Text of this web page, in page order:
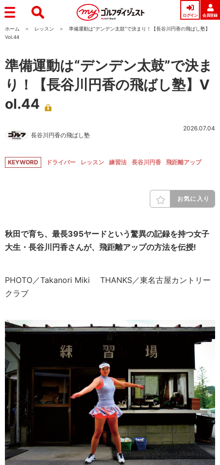
ログイン 会員登録
ホーム レッスン
準備運動は“デンデン太鼓”で決まり！【長谷川円香の飛ばし塾】
Vol.44
準備運動は“デンデン太鼓”で決ま
り！【長谷川円香の飛ばし塾】V
ol.44
長谷川円香の飛ばし塾
2026.07.04
KEYWORD ドライバー レッスン 練習法 長谷川円香 飛距離アップ
お気に入り
秋田で育ち、最長395ヤードという驚異の記録を持つ女子
大生・長谷川円香さんが、飛距離アップの方法を伝授!
PHOTO／Takanori Miki THANKS／東名古屋カントリー
クラブ